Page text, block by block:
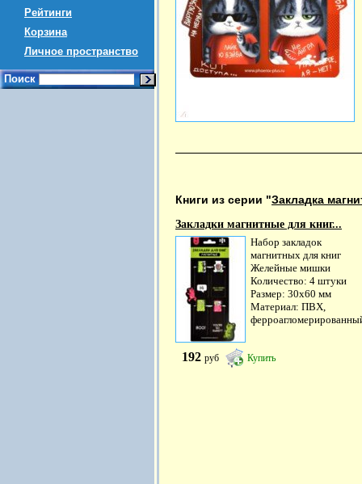
Рейтинги
Корзина
Личное пространство
Поиск
Книги из серии "Закладка
Закладки магнитные для книг...
Набор закладок
магнитных для книг
Желейные мишки
Количество: 4 штуки
Размер: 30х60 мм
Материал: ПВХ,
192 руб Купить